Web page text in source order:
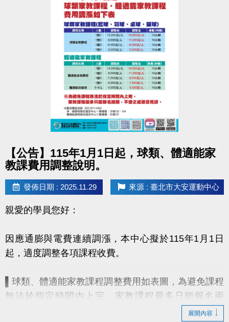
【公告】115年1月1日起，球類、體適能家
教課費用調整說明。
發佈日期 : 2025.11.29 來源 : 臺北市大安運動中心
親愛的學員您好：
因應通膨與電費連續調漲，本中心擬於115年1月1日
起，適度調整各項課程收費。
▌球類、體適能家教課程調整費用如表圖，為避免課程
無法於指定時間內上完，家教課程最多只能報名兩
展開內容